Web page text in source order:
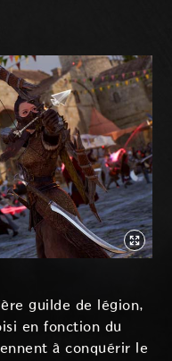
guilde de légion,
en fonction du
à conquérir le